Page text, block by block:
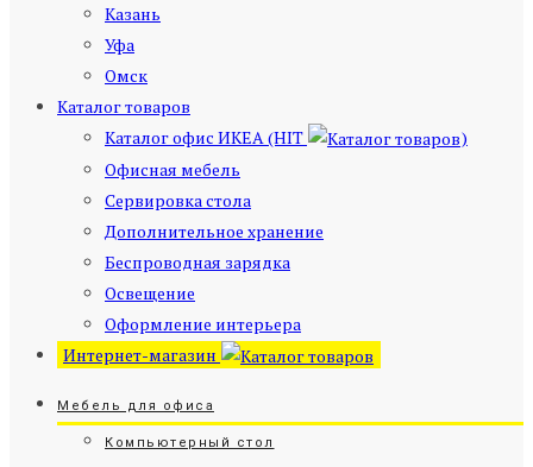
Казань
Уфа
Омск
Каталог товаров
Каталог офис ИКЕА (HIT
)
Офисная мебель
Сервировка стола
Дополнительное хранение
Беспроводная зарядка
Освещение
Оформление интерьера
Интернет-магазин
Мебель для офиса
Компьютерный стол